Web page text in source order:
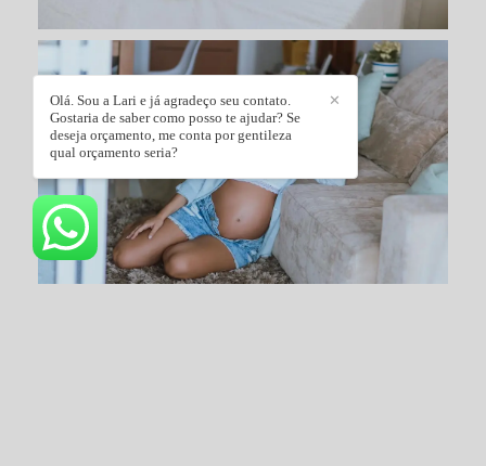
✕
Olá. Sou a Lari e já agradeço seu contato.
Gostaria de saber como posso te ajudar? Se
deseja orçamento, me conta por gentileza
qual orçamento seria?